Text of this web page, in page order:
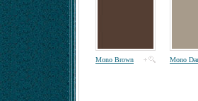
Mono Brown Mono